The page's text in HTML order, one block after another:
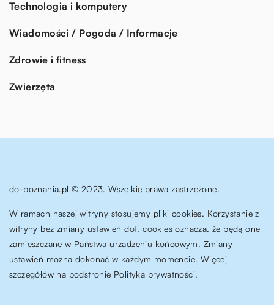
Technologia i komputery
Wiadomości / Pogoda / Informacje
Zdrowie i fitness
Zwierzęta
do-poznania.pl © 2023. Wszelkie prawa zastrzeżone.
W ramach naszej witryny stosujemy pliki cookies. Korzystanie z
witryny bez zmiany ustawień dot. cookies oznacza, że będą one
zamieszczane w Państwa urządzeniu końcowym. Zmiany
ustawień można dokonać w każdym momencie. Więcej
szczegółów na podstronie Polityka prywatności.